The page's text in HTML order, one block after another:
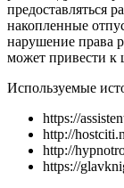
предоставляться
накопленные
нарушение права
может привести к
Используемые
https://
http://
http://
https://